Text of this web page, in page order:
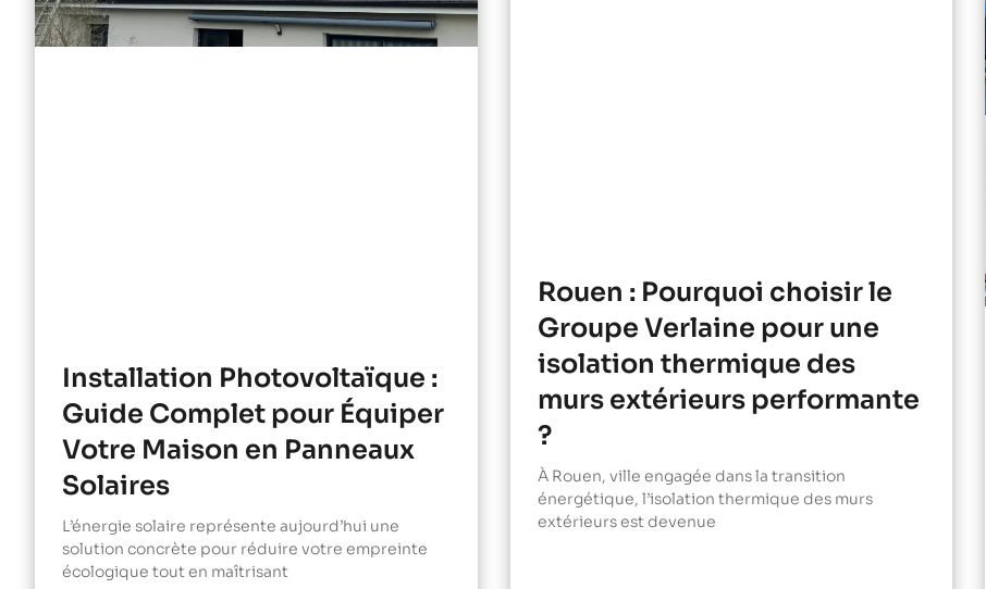
Installation Photovoltaïque :
Guide Complet pour Équiper
Votre Maison en Panneaux
Solaires
L’énergie solaire représente aujourd’hui une
solution concrète pour réduire votre empreinte
écologique tout en maîtrisant
Rouen : Pourquoi choisir le
Groupe Verlaine pour une
isolation thermique des
murs extérieurs performante
?
À Rouen, ville engagée dans la transition
énergétique, l’isolation thermique des murs
extérieurs est devenue